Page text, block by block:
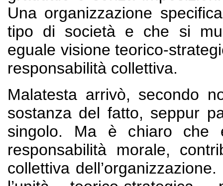
Una organizzazione
tipo di società e che si
eguale visione teorico-
responsabilità collettiva.
Malatesta arrivò, secondo
sostanza del fatto, seppur
singolo. Ma è chiaro
responsabilità morale,
collettiva